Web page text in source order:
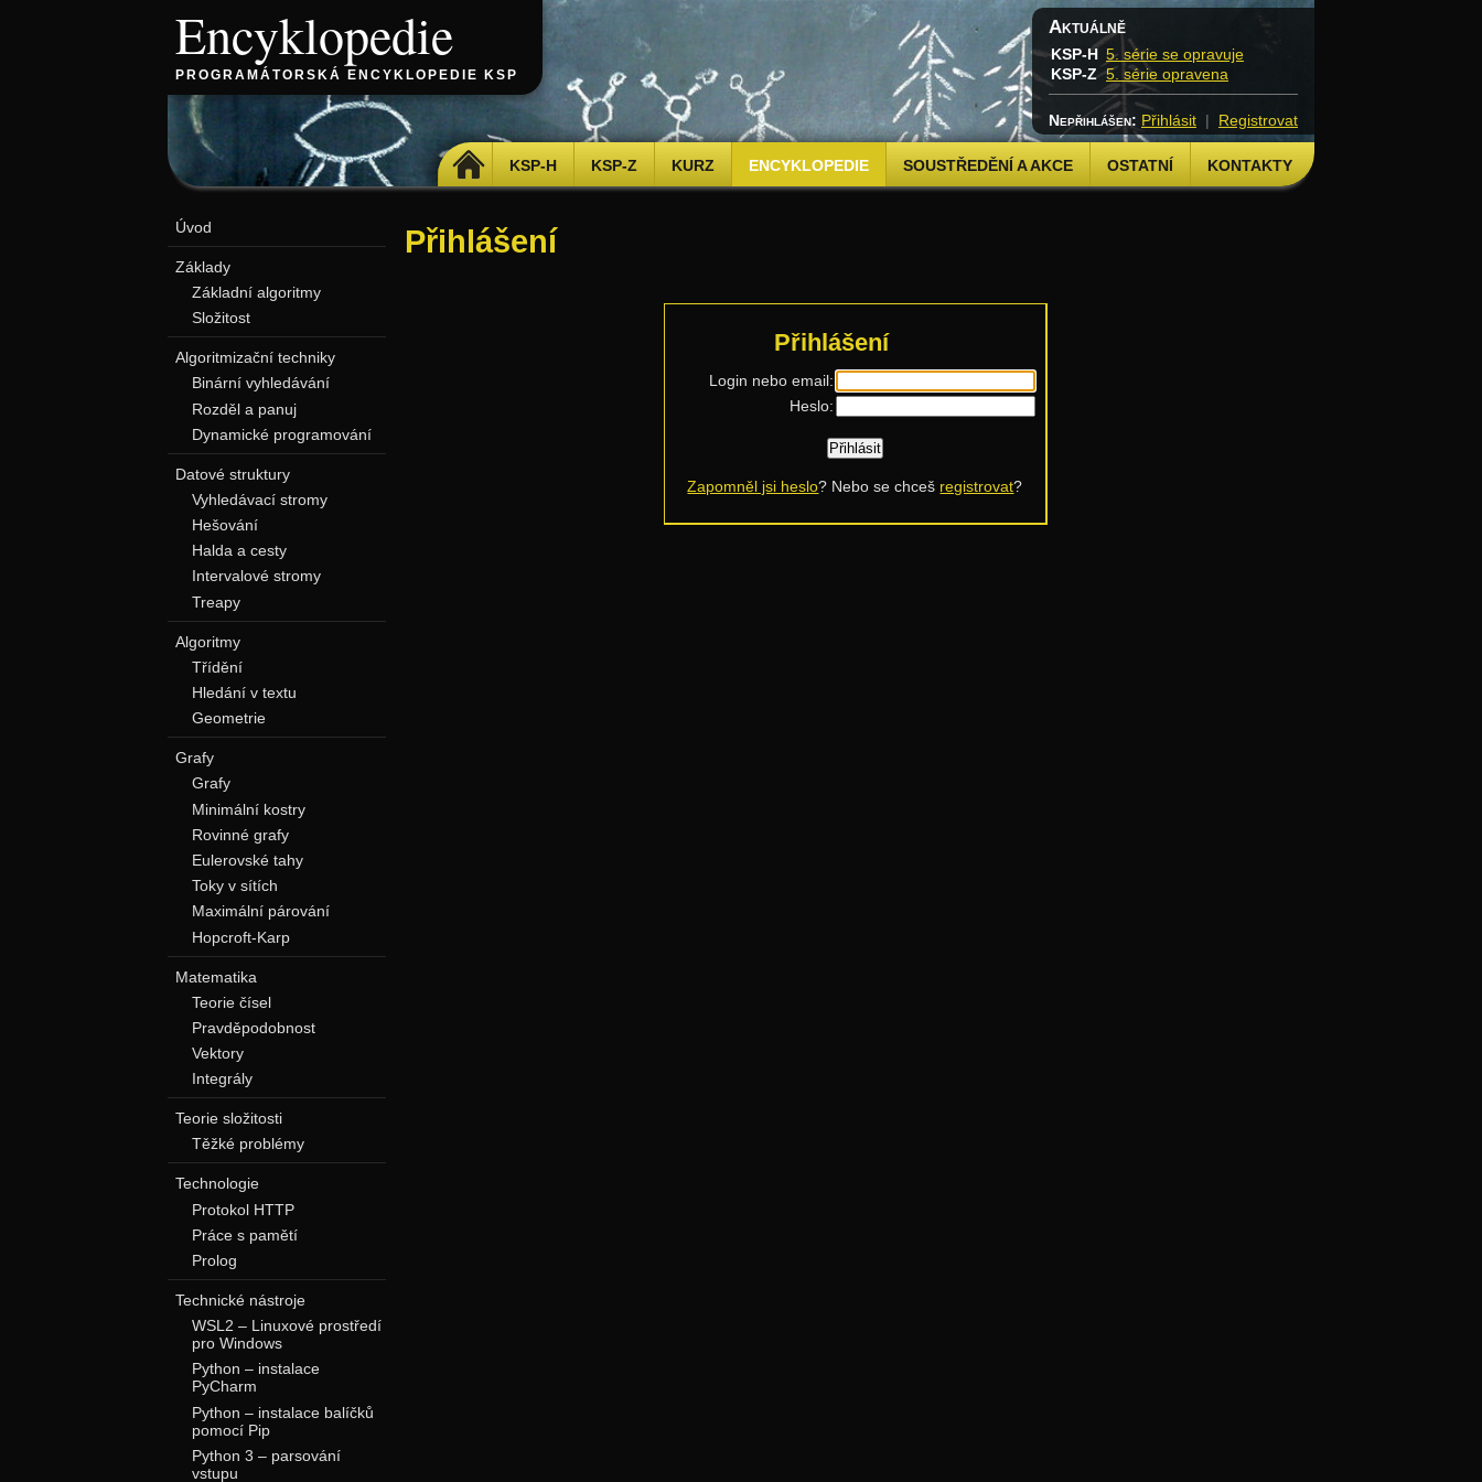
Encyklopedie
PROGRAMÁTORSKÁ ENCYKLOPEDIE KSP
DOMŮ KSP-H KSP-Z KURZ ENCYKLOPEDIE SOUSTŘEDĚNÍ A AKCE OSTATNÍ KONTAKTY
Aktuálně
KSP-H 5. série se opravuje
KSP-Z 5. série opravena
Nepřihlášen: Přihlásit | Registrovat
Přihlášení
Přihlášení
Login nebo email:
Heslo:
Zapomněl jsi heslo? Nebo se chceš registrovat?
Úvod
Základy
Základní algoritmy
Složitost
Algoritmizační techniky
Binární vyhledávání
Rozděl a panuj
Dynamické programování
Datové struktury
Vyhledávací stromy
Hešování
Halda a cesty
Intervalové stromy
Treapy
Algoritmy
Třídění
Hledání v textu
Geometrie
Grafy
Grafy
Minimální kostry
Rovinné grafy
Eulerovské tahy
Toky v sítích
Maximální párování
Hopcroft-Karp
Matematika
Teorie čísel
Pravděpodobnost
Vektory
Integrály
Teorie složitosti
Těžké problémy
Technologie
Protokol HTTP
Práce s pamětí
Prolog
Technické nástroje
WSL2 – Linuxové prostředí
pro Windows
Python – instalace
PyCharm
Python – instalace balíčků
pomocí Pip
Python 3 – parsování
vstupu